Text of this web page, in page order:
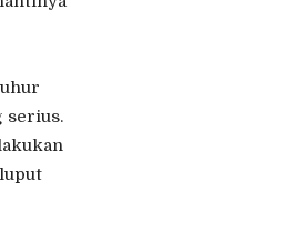
serius.